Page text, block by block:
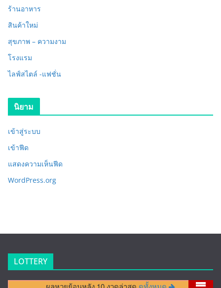
ร้านอาหาร
สินค้าใหม่
สุขภาพ – ความงาม
โรงแรม
ไลฟ์สไตล์ -แฟชั่น
นิยาม
เข้าสู่ระบบ
เข้าฟีด
แสดงความเห็นฟีด
WordPress.org
LOTTERY